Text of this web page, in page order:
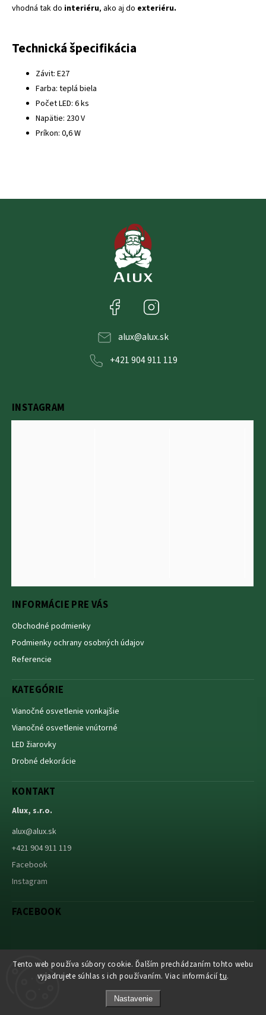
Tento web používa súbory cookie. Ďalším prechádzaním tohto webu
vyjadrujete súhlas s ich používaním. Viac informácií tu.
Nastavenie
vhodná tak do interiéru, ako aj do exteriéru.
Technická špecifikácia
Závit: E27
Farba: teplá biela
Počet LED: 6 ks
Napätie: 230 V
Príkon: 0,6 W
FacebookInstagram
alux@alux.sk
+421 904 911 119
INFORMÁCIE PRE VÁS
Obchodné podmienky
Podmienky ochrany osobných údajov
Referencie
KATEGÓRIE
Vianočné osvetlenie vonkajšie
Vianočné osvetlenie vnútorné
LED žiarovky
Drobné dekorácie
KONTAKT
Alux, s.r.o.
alux@alux.sk
+421 904 911 119
Facebook
Instagram
INSTAGRAM
FACEBOOK
Abuco.cz